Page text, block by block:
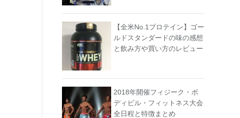
【全米No.1プロテイン】ゴー
ルドスタンダードの味の感想
と飲み方や買い方のレビュー
2018年開催フィジーク・ボ
ディビル・フィットネス大会
全日程と特徴まとめ